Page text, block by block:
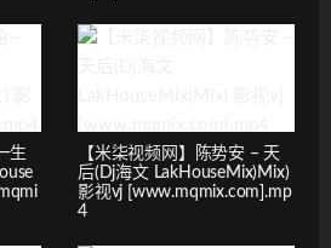
生
【米柒视频网】陈势安 – 天
后(Dj海文 LakHouseMix)Mix)
影视vj [www.mqmix.com].mp
4